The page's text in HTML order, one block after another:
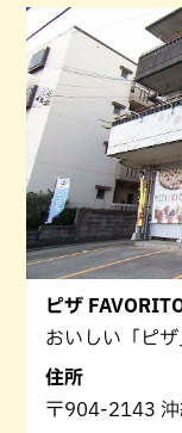
ピザ
おいしい「ピザ
住所
〒904-2143